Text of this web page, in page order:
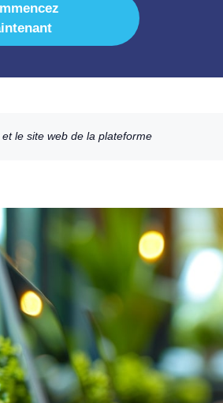
le site web de la plateforme